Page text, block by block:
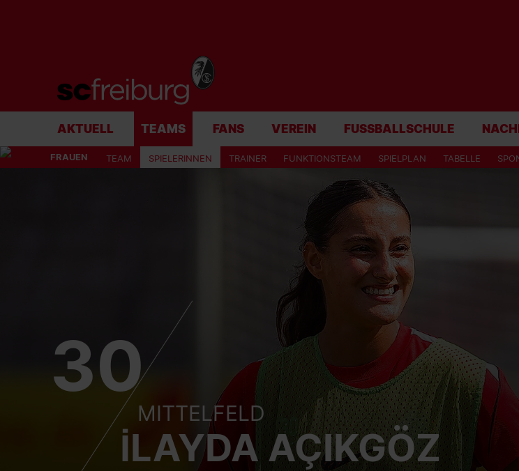
AKTUELL TEAMS FANS VEREIN FUSSBALLSCHULE
FRAUEN TEAM SPIELERINNEN TRAINER FUNKTIONSTEAM SPIELPLAN TABELLE
30
MITTELFELD
İLAYDA AÇIKGÖZ